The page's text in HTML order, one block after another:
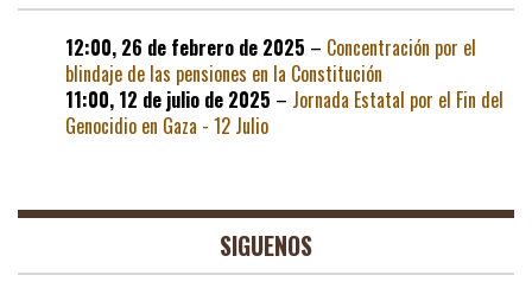
12:00, 26 de febrero de 2025 – Concentración por el
blindaje de las pensiones en la Constitución
11:00, 12 de julio de 2025 – Jornada Estatal por el Fin del
Genocidio en Gaza - 12 Julio
SIGUENOS